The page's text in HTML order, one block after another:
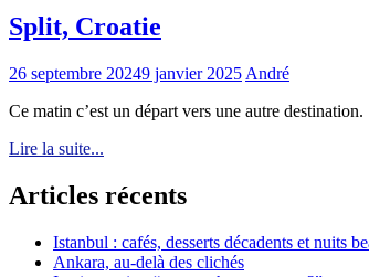
Split, Croatie
26 septembre 20249 janvier 2025 André
Ce matin c’est un départ vers une autre
Lire la suite...
Articles récents
Istanbul : cafés, desserts décadents et nuits
Ankara, au-delà des clichés